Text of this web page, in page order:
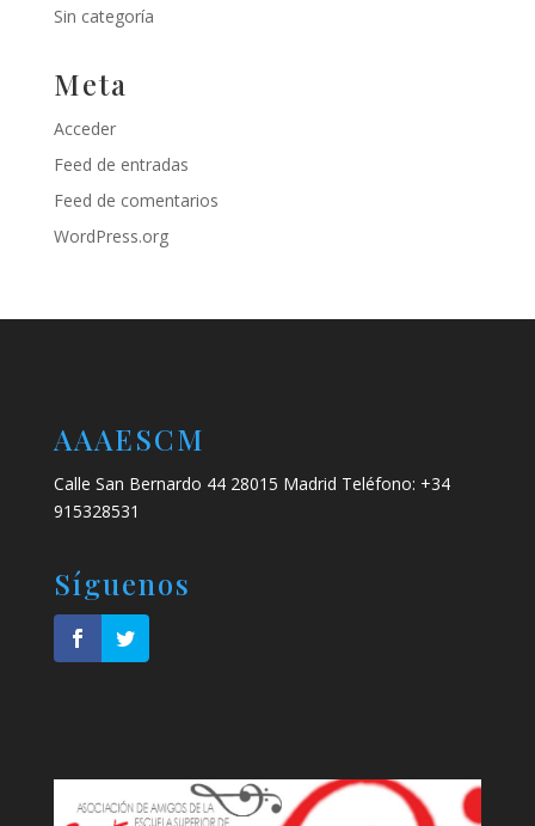
Sin categoría
Meta
Acceder
Feed de entradas
Feed de comentarios
WordPress.org
AAAESCM
Calle San Bernardo 44 28015 Madrid Teléfono: +34
915328531
Síguenos